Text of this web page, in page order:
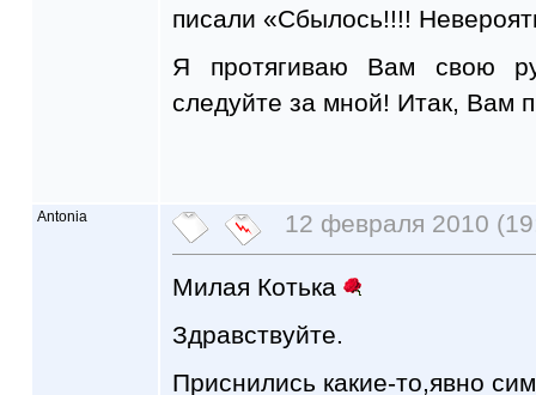
писали «Сбылось!!!!
Я протягиваю Вам свою
следуйте за мной! Итак, Вам
Antonia 12 февраля 2010
Милая Котька
Здравствуйте.
Приснились какие-то,явно